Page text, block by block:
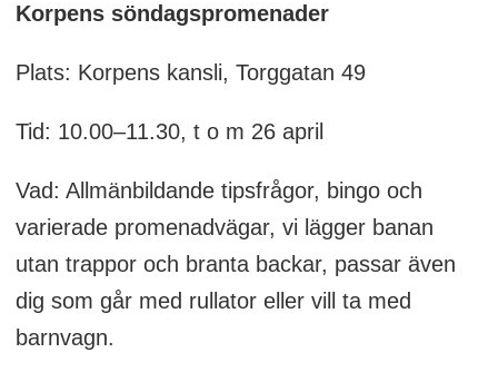
Korpens söndagspromenader
Plats: Korpens kansli, Torggatan 49
Tid: 10.00–11.30, t o m 26 april
Vad: Allmänbildande tipsfrågor, bingo och
varierade promenadvägar, vi lägger banan
utan trappor och branta backar, passar även
dig som går med rullator eller vill ta med
barnvagn.